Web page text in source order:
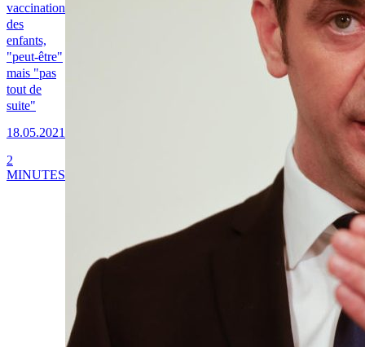
vaccination
des
enfants,
"peut-être"
mais "pas
tout de
suite"
18.05.2021
2
MINUTES